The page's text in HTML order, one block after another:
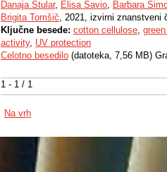
1 - 1 / 1
Danaja Štular, Elisa Savio, Barbara
Brigita Tomšič, 2021, izvirni znanstveni
Ključne besede: cotton cellulose,
activity, UV protection
Celotno besedilo (datoteka, 7,56 MB)
Na vrh